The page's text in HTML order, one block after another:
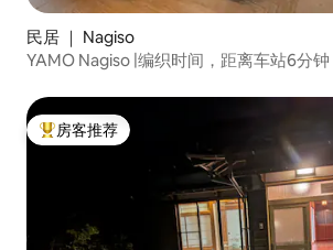
民居 ｜ Nagiso
YAMO Nagiso |编织时间，距离车站6分钟
热门「房客推荐」
房客推荐